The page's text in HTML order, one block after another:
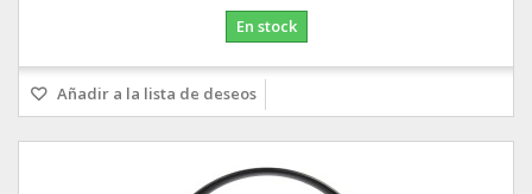
En stock
Añadir a la lista de deseos